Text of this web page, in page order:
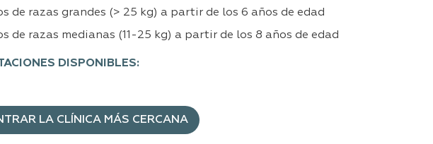
de razas grandes (> 25 kg) a partir de los 6 años de edad
de razas medianas (11-25 kg) a partir de los 8 años de edad
DISPONIBLES:
LA CLÍNICA MÁS CERCANA